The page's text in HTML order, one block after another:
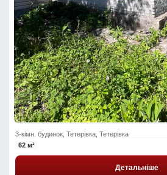
3-кімн. будинок, Тетерівка, Тетерівка
62 м²
Детальніше